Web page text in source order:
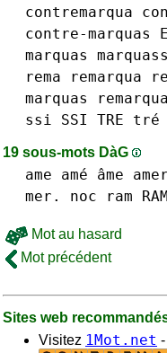
contremarqua
contre-marquas
marquas
rema
remarqua
marquas
ssi SSI
TRE
19 sous-mots DàG
ame amé âme
mer.
noc ram RAM
Mot au hasard
Mot précédent
Sites web
Visitez 1Mot.net